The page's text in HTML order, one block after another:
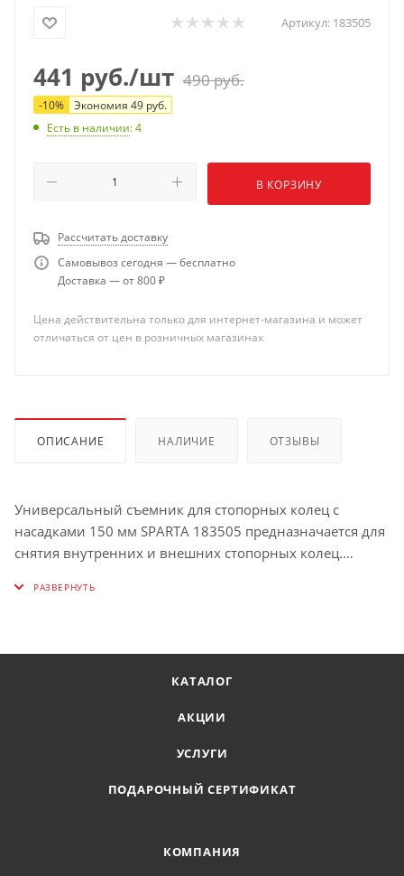
Артикул: 183505
441 руб./шт 490руб.
-10% Экономия 49 руб.
Есть в наличии: 4
В КОРЗИНУ
Рассчитать доставку
Самовывоз сегодня — бесплатно
Доставка — от 800 ₽
Цена действительна только для интернет-магазина и может
отличаться от цен в розничных магазинах
ОПИСАНИЕ НАЛИЧИЕ ОТЗЫВЫ
Универсальный съемник для стопорных колец с
насадками 150 мм SPARTA 183505 предназначается для
снятия внутренних и внешних стопорных колец.
прямые или под углом 45° и 90°. Инструментом очень
КАТАЛОГ
АКЦИИ
УСЛУГИ
ПОДАРОЧНЫЙ СЕРТИФИКАТ
КОМПАНИЯ